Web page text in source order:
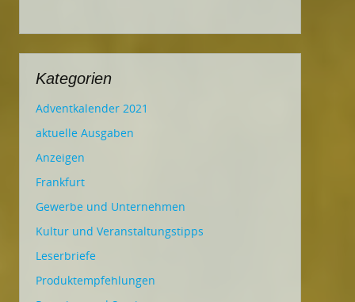
Kategorien
Adventkalender 2021
aktuelle Ausgaben
Anzeigen
Frankfurt
Gewerbe und Unternehmen
Kultur und Veranstaltungstipps
Leserbriefe
Produktempfehlungen